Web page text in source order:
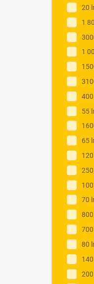
20
1
1
55
65
70
80